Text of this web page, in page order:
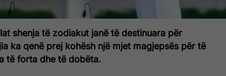
shenja të zodiakut janë të destinuara për
ka qenë prej kohësh një mjet magjepsës për të
të forta dhe të dobëta.